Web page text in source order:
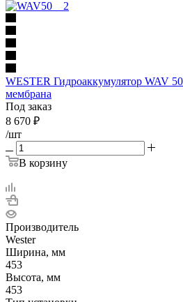
WESTER Гидроаккумулятор WAV
мембрана
Под заказ
8 670 ₽
/шт
В корзину
Производитель
Wester
Ширина, мм
453
Высота, мм
453